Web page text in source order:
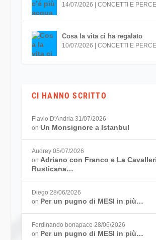
14/07/2026 | CONCETTI E
Cosa la vita ci ha regalato
10/07/2026 | CONCETTI E
CI HANNO SCRITTO
Flavio D'Andria 31/07/2026
on Un Monsignore a Istanbul
Audrey 05/07/2026
on Adriano con Franco e La
Rusticana…
Diego 28/06/2026
on Per un pugno di MESI in più…
Ferdinando bonapace 28/06/2026
on Per un pugno di MESI in più…